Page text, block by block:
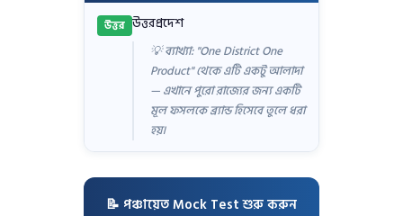
উত্তর উত্তরপ্রদেশ
💡 ব্যাখ্যা: "One District One
Product" থেকে এটি একটু আলাদা
— এখানে পুরো রাজ্যের জন্য একটি
মূল ফসলকে ব্র্যান্ড হিসেবে তুলে ধরা
হয়।
📝 পঞ্চায়েত Mock Test শুরু করুন